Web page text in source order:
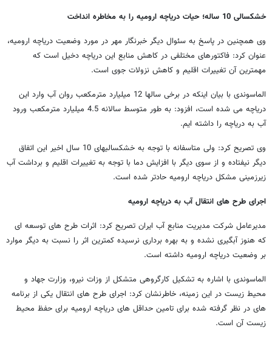
خشکسالی 10 ساله؛ حیات دریاچه ارومیه را به مخاطره انداخت
وی همچنین در پاسخ به سئوال دیگر خبرنگار مهر در مورد وضعیت دریاچه ارومیه،
عنوان کرد: فاکتورهای مختلفی در کاهش منابع این دریاچه دخیل است که
مهمترین آن تغییرات اقلیم و کاهش نزولات جوی است.
الماسوندی با بیان اینکه در برخی سالها 12 میلیارد مترمکعب روان آب وارد این
دریاچه می شده است، افزود: به طور متوسط سالانه 4.5 میلیارد مترمکعب ورود
آب به دریاچه را داشته ایم.
وی تصریح کرد: ولی متاسفانه با توجه به خشکسالیهای 10 سال اخیر این اتفاق
دیگر نیفتاده و از سوی دیگر با افزایش دما با توجه به تغییرات اقلیم و برداشت آب
زیرزمینی مشکل دریاچه ارومیه حادتر شده است.
اجرای طرح های انتقال آب به دریاچه ارومیه
مدیرعامل شرکت مدیریت منابع آب ایران تصریح کرد: اثرات طرح های توسعه ای
که هنوز آبگیری نشده و به بهره برداری نرسیده کمترین اثر را نسبت به دیگر موارد
بر وضعیت دریاچه ارومیه داشته است.
الماسوندی با اشاره به تشکیل کارگروهی متشکل از وزات نیرو، وزارت جهاد و
محیط زیست در این زمینه، خاطرنشان کرد: اجرای طرح های انتقال یکی از برنامه
های در نظر گرفته شده برای تامین حداقل های دریاچه ارومیه برای حفظ محیط
زیست آن است.